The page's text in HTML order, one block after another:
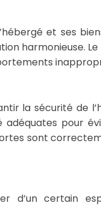
et ses
harmonieuse.
la sécurité de
pour
sont
d’un certain